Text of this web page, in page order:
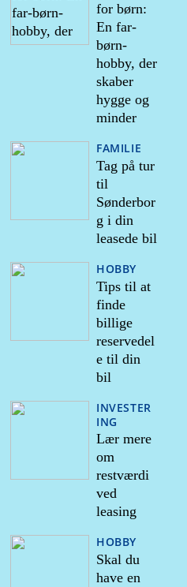
for børn:
En far-
børn-
hobby, der
skaber
hygge og
minder
FAMILIE
Tag på tur
til
Sønderbor
g i din
leasede bil
HOBBY
Tips til at
finde
billige
reservedel
e til din
bil
INVESTER
ING
Lær mere
om
restværdi
ved
leasing
HOBBY
Skal du
have en